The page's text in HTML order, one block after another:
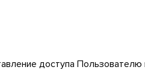
доступа Пользователю